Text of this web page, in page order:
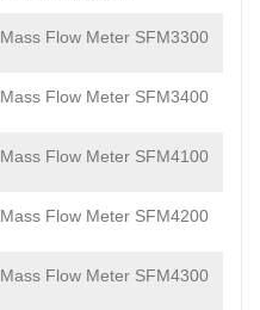
Mass Flow Meter SFM3300
Mass Flow Meter SFM3400
Mass Flow Meter SFM4100
Mass Flow Meter SFM4200
Mass Flow Meter SFM4300